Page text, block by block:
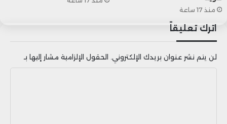
منذ 17 ساعة
اترك تعليقاً
لن يتم نشر عنوان بريدك الإلكتروني. الحقول الإلزامية مشار إليها بـ